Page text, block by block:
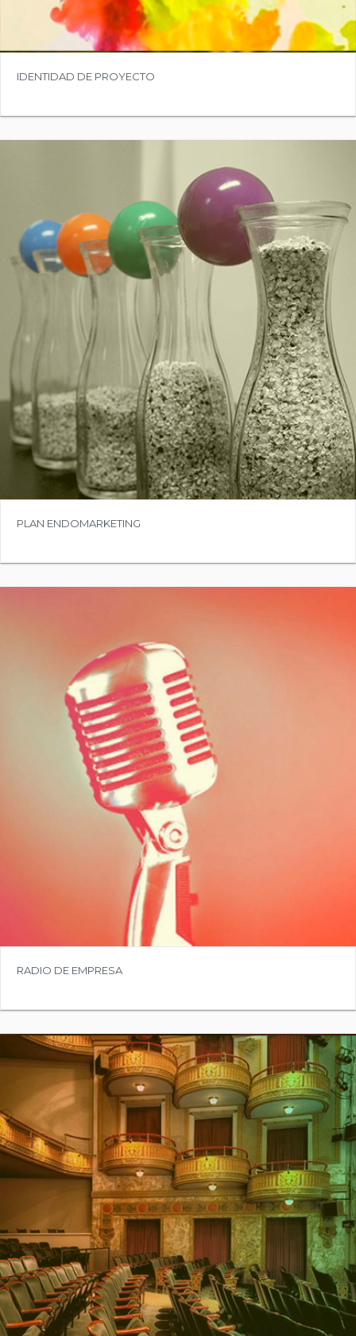
IDENTIDAD DE PROYECTO
COMPRAR
Precio: 3.500,00€
PLAN ENDOMARKETING
COMPRAR
Precio:6.500,00€
RADIO DE EMPRESA
COMPRAR
Precio:5.000,00€